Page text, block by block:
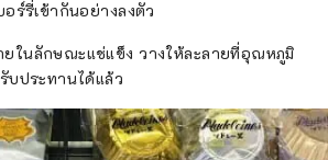
อร์รี่เข้ากันอย่างลงตัว
ยในลักษณะแช่แข็ง วางให้ละลายที่อุณหภูมิ
บประทานได้แล้ว